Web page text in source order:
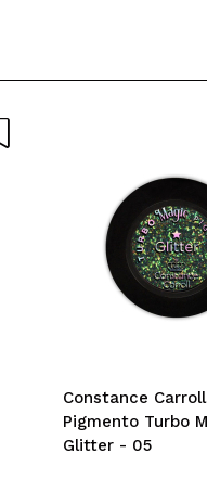
Constance
Pigmento Turbo
Glitter - 05